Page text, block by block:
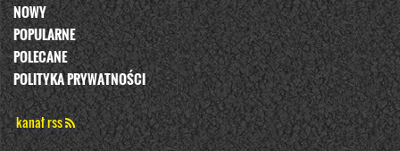
NOWY
POPULARNE
POLECANE
POLITYKA PRYWATNOŚCI
kanał rss